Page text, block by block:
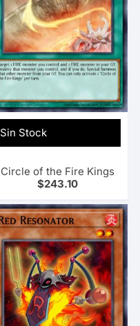
Sin Stock
Circle of the Fire Kings
$243.10